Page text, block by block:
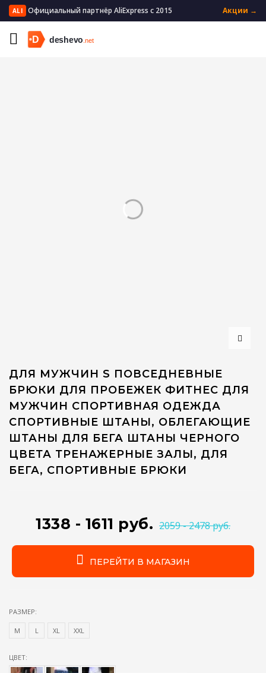
ALI Официальный партнёр AliExpress с 2015 Акции →
Главная Мужская одежда
Спортивные брюки
ДЛЯ МУЖЧИН S ПОВСЕДНЕВНЫЕ
БРЮКИ ДЛЯ ПРОБЕЖЕК ФИТНЕС ДЛЯ
МУЖЧИН СПОРТИВНАЯ ОДЕЖДА
СПОРТИВНЫЕ ШТАНЫ, ОБЛЕГАЮЩИЕ
ШТАНЫ ДЛЯ БЕГА ШТАНЫ ЧЕРНОГО
ЦВЕТА ТРЕНАЖЕРНЫЕ ЗАЛЫ, ДЛЯ
БЕГА, СПОРТИВНЫЕ БРЮКИ
1338 - 1611 руб. 2059 - 2478 руб.
ПЕРЕЙТИ В МАГАЗИН
РАЗМЕР:
М L XL XXL
ЦВЕТ: